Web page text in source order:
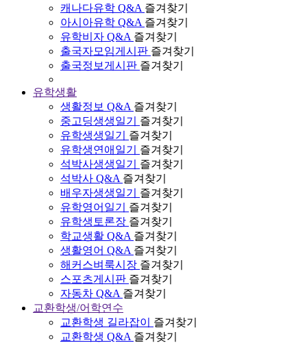
캐나다유학 Q&A 즐겨찾기
아시아유학 Q&A 즐겨찾기
유학비자 Q&A 즐겨찾기
출국자모임게시판 즐겨찾기
출국정보게시판 즐겨찾기
유학생활
생활정보 Q&A 즐겨찾기
중고딩생생일기
즐겨찾기
유학생생일기
즐겨찾기
유학생연애일기
즐겨찾기
석박사생생일기
즐겨찾기
석박사 Q&A 즐겨찾기
배우자생생일기
즐겨찾기
유학영어일기
즐겨찾기
유학생토론장 즐겨찾기
학교생활 Q&A 즐겨찾기
생활영어 Q&A 즐겨찾기
해커스벼룩시장 즐겨찾기
스포츠게시판 즐겨찾기
자동차 Q&A 즐겨찾기
교환학생/어학연수
교환학생 길라잡이
즐겨찾기
교환학생 Q&A 즐겨찾기